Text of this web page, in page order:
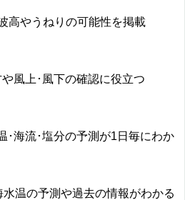
高やうねりの可能性を掲載
風上･風下の確認に役立つ
･海流･塩分の予測が1日毎にわか
水温の予測や過去の情報がわかる